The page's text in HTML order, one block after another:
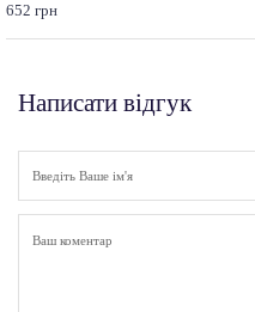
652 грн
Написати відгук